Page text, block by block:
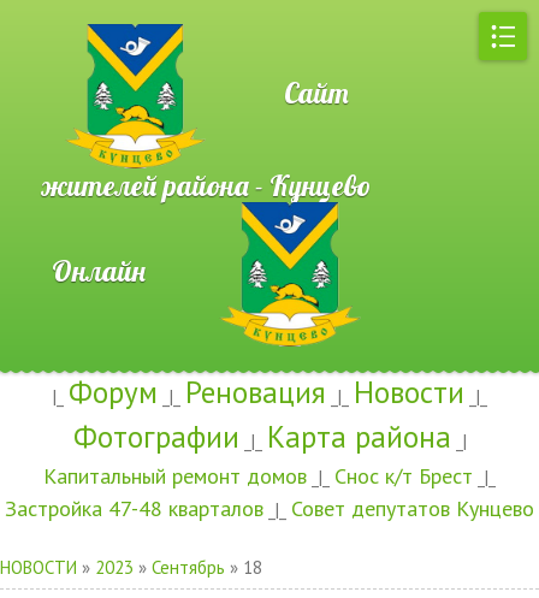
Сайт
жителей района - Кунцево
Онлайн
|_ Форум _|_ Реновация _|_ Новости _|_
Фотографии _|_ Карта района _|
Капитальный ремонт домов _|_ Снос к/т Брест _|_
Застройка 47-48 кварталов _|_ Совет депутатов Кунцево
НОВОСТИ » 2023 » Сентябрь » 18